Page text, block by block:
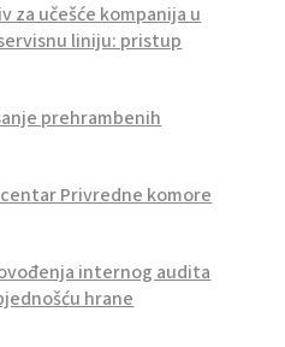
za učešće kompanija u
liniju: pristup
prehrambenih
Privredne komore
internog audita
hrane